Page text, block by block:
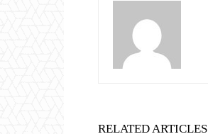
RELATED ARTICLES